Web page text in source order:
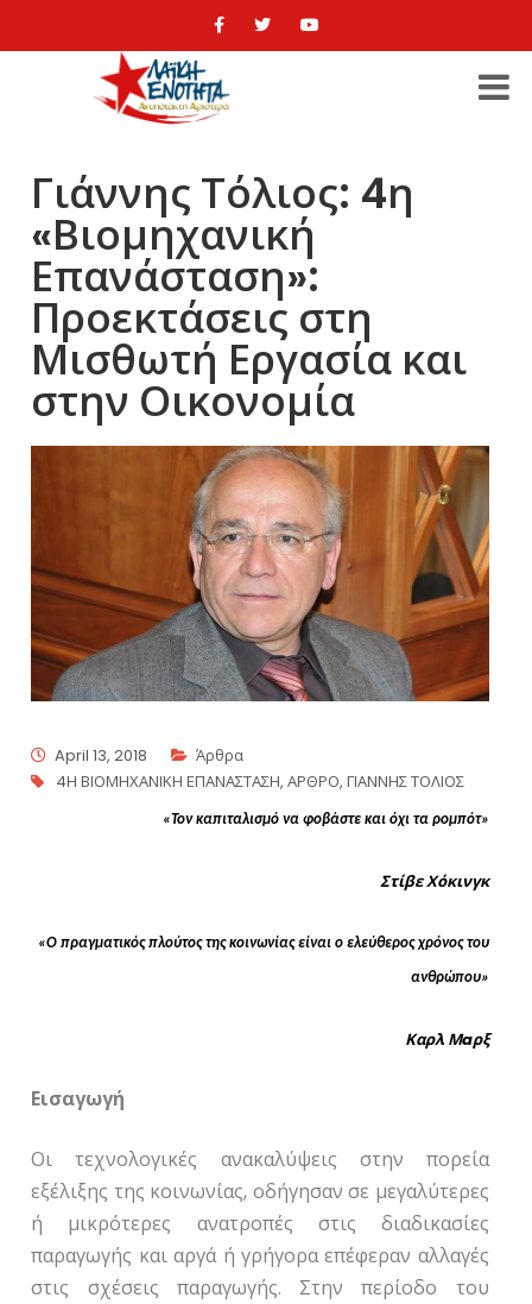
Γιάννης Τόλιος: 4η
«Βιομηχανική
Επανάσταση»:
Προεκτάσεις στη
Μισθωτή Εργασία και
στην Οικονομία
April 13, 2018
Άρθρα
4Η ΒΙΟΜΗΧΑΝΙΚΗ ΕΠΑΝΑΣΤΑΣΗ,ΑΡΘΡΟ,ΓΙΑΝΝΗΣ ΤΟΛΙΟΣ
«Τον καπιταλισμό να φοβάστε και όχι τα ρομπότ»
Στίβε Χόκινγκ
«Ο πραγματικός πλούτος της κοινωνίας είναι ο ελεύθερος χρόνος του
ανθρώπου»
Καρλ Μaρξ
Εισαγωγή
Οι τεχνολογικές ανακαλύψεις στην πορεία
εξέλιξης της κοινωνίας, οδήγησαν σε μεγαλύτερες
ή μικρότερες ανατροπές στις διαδικασίες
παραγωγής και αργά ή γρήγορα επέφεραν αλλαγές
στις σχέσεις παραγωγής. Στην περίοδο του